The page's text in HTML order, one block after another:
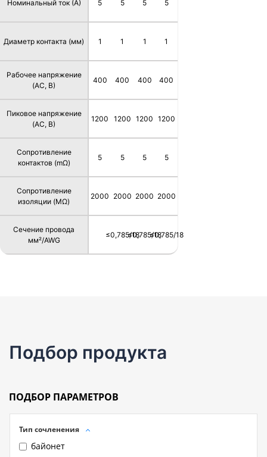
Номинальный ток (А)
Диаметр контакта (мм)
Рабочее напряжение
(AC, В)
Пиковое напряжение
(AC, В)
Сопротивление
контактов (mΩ)
Сопротивление
изоляции (MΩ)
Сечение провода
мм²/AWG
5
1
400
1200
5
2000
5
1
400
1200
5
2000
≤0,785/18
5
1
400
1200
5
2000
≤0,785/18
5
1
400
1200
5
2000
≤0,785/18
Подбор продукта
ПОДБОР ПАРАМЕТРОВ
Тип сочленения
байонет